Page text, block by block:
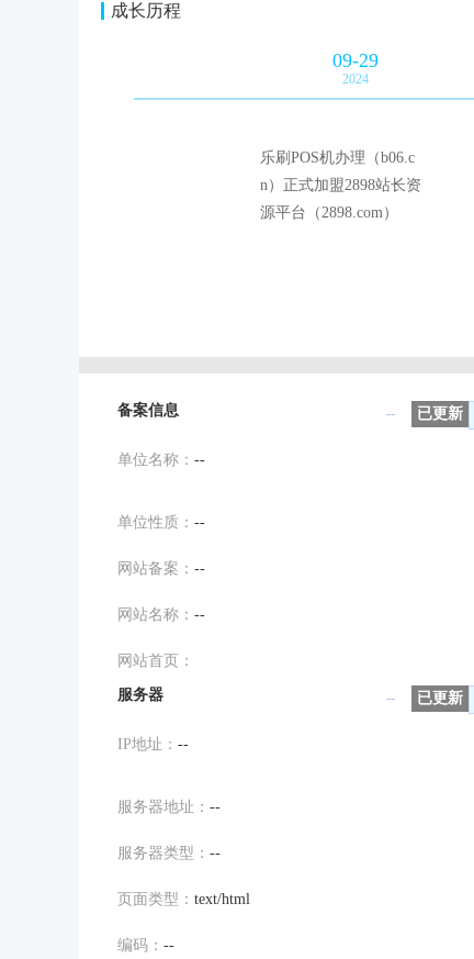
成长历程
09-29
2024
乐刷POS机办理（b06.c
n）正式加盟2898站长资
源平台（2898.com）
备案信息 已更新
--
单位名称： --
单位性质： --
网站备案： --
网站名称： --
网站首页：
服务器
已更新
--
IP地址： --
服务器地址： --
服务器类型： --
页面类型： text/html
编码： --